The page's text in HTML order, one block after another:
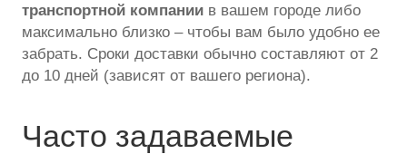
транспортной компании в вашем городе либо
максимально близко – чтобы вам было удобно ее
забрать. Сроки доставки обычно составляют от 2
до 10 дней (зависят от вашего региона).
Часто задаваемые